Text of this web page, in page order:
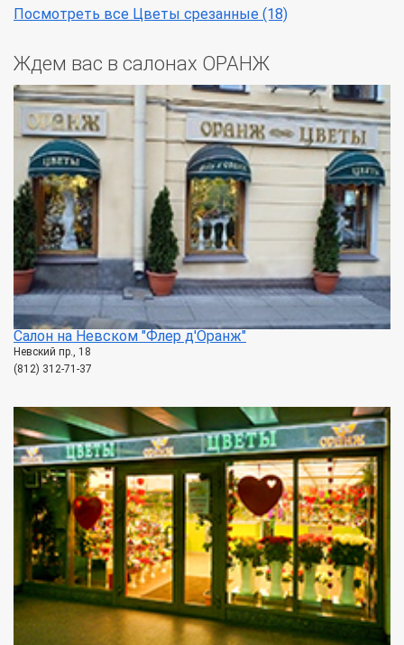
Посмотреть все Цветы срезанные (18)
Ждем вас в салонах ОРАНЖ
Салон на Невском "Флер д'Оранж"
Невский пр., 18
(812) 312-71-37